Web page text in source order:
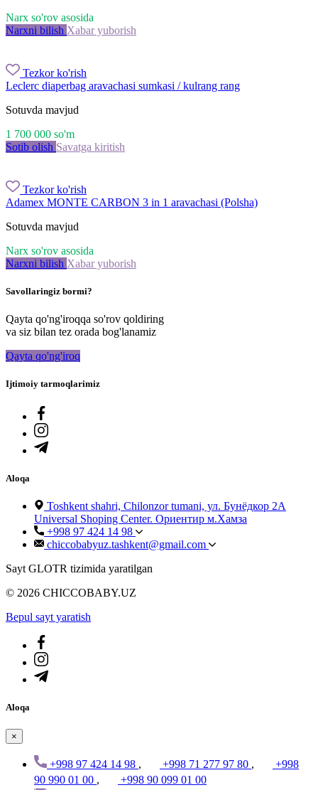
Narx so'rov asosida
Narxni bilish Xabar yuborish
Tezkor ko'rish
Leclerc diaperbag aravachasi sumkasi / kulrang rang
Sotuvda mavjud
1 700 000 so'm
Sotib olish Savatga kiritish
Tezkor ko'rish
Adamex MONTE CARBON 3 in 1 aravachasi (Polsha)
Sotuvda mavjud
Narx so'rov asosida
Narxni bilish Xabar yuborish
Savollaringiz bormi?
Qayta qo'ng'iroqqa so'rov qoldiring
va siz bilan tez orada bog'lanamiz
Qayta qo'ng'iroq
Ijtimoiy tarmoqlarimiz
Aloqa
Toshkent shahri, Chilonzor tumani, ул. Бунёдкор 2А
Universal Shoping Center. Ориентир м.Хамза
+998 97 424 14 98
chiccobabyuz.tashkent@gmail.com
Sayt GLOTR tizimida yaratilgan
© 2026 CHICCOBABY.UZ
Bepul sayt yaratish
Aloqa
×
+998 97 424 14 98 , +998 71 277 97 80 ,
+998
90 990 01 00 ,
+998 90 099 01 00